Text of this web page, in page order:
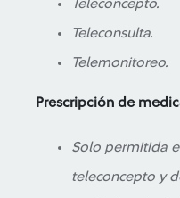
Teleconcepto.
Teleconsulta.
Telemonitoreo.
Prescripción de
Solo permitida
teleconcepto y